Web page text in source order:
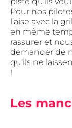
Pour nos
l’aise avec la
en même
rassurer et
demander de
qu’ils ne
!
Les